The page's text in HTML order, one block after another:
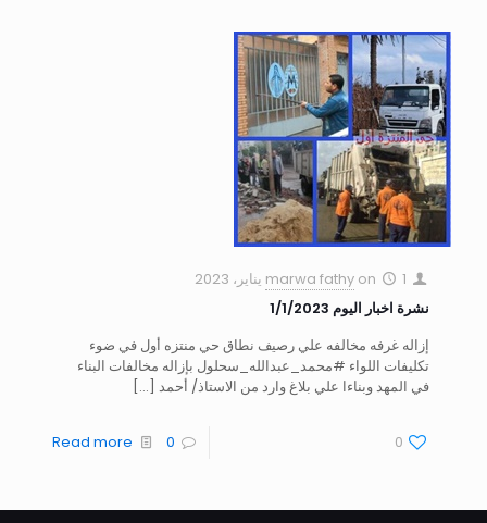
marwa fathy on
1 يناير، 2023
نشرة اخبار اليوم 1/1/2023
إزاله غرفه مخالفه علي رصيف نطاق حي منتزه أول في ضوء
تكليفات اللواء #محمد_عبدالله_سحلول بإزاله مخالفات البناء
في المهد وبناءا علي بلاغ وارد من الاستاذ/ أحمد […]
0
0
Read more